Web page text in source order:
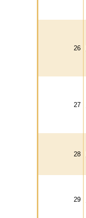
26
27
28
29